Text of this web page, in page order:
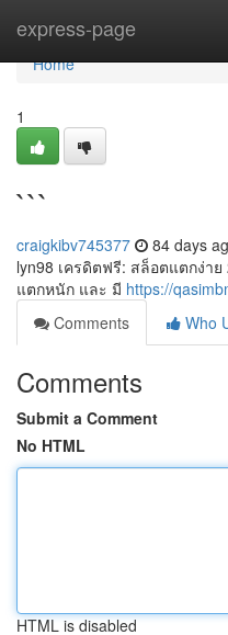
express-page
Home
Home
1
```
craigkibv745377 84 days
lyn98 เครดิตฟรี: สล็อตแตกง่า
แตกหนัก และ มี https://
Comments
Who
Comments
Submit a Comment
No HTML
HTML is disabled